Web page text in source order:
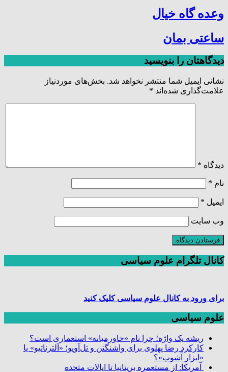
وعده گاه خیال
ساعتی بمان
دیدگاهتان را بنویسید
نشانی ایمیل شما منتشر نخواهد شد. بخش‌های موردنیاز
علامت‌گذاری شده‌اند *
دیدگاه *
نام *
ایمیل *
وب‌ سایت
کانال تلگرام علوم سیاسی
برای ورود به کانال علوم سیاسی کلیک کنید
علوم سیاسی
ریشه یک واژه؛ چرا نام «خاورمیانه» استعماری است؟
کارکرد رضا پهلوی برای واشنگتن و تل‌آویو؛ «آلترناتیو» یا
«ابزار آشوب»؟
آمریکا: از مستعمره بریتانیا تا ایالات متحده